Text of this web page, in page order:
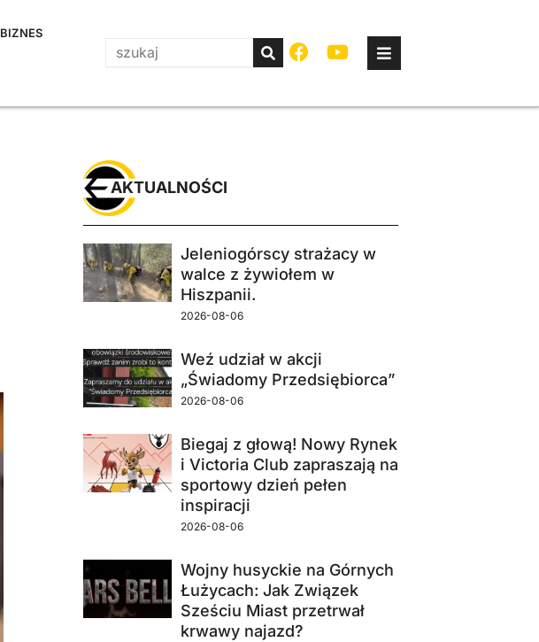
BIZNES
Jeleniogórscy strażacy w
walce z żywiołem w
Hiszpanii.
2026-08-06
Weź udział w akcji
„Świadomy Przedsiębiorca”
2026-08-06
Biegaj z głową! Nowy Rynek
i Victoria Club zapraszają na
sportowy dzień pełen
inspiracji
2026-08-06
Wojny husyckie na Górnych
Łużycach: Jak Związek
Sześciu Miast przetrwał
krwawy najazd?
AKTUALNOŚCI